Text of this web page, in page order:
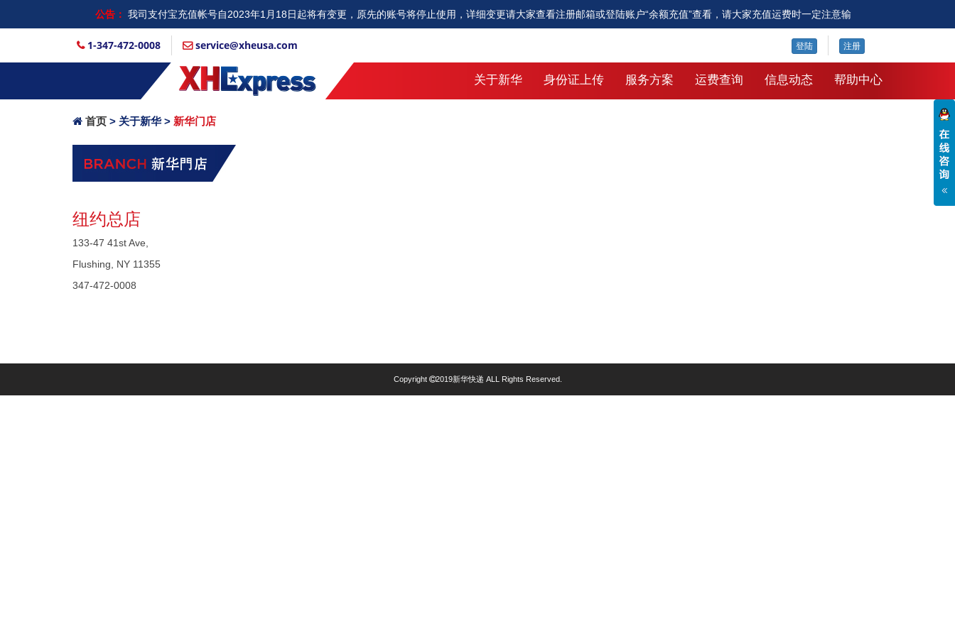
公告： 我司支付宝充值帐号自2023年1月18日起将有变更，原先的账号将停止使用，详细变更请大家查看注册邮箱或登陆账户“余额充值”查看，请大家充值运费时一定注意输
入...
1-347-472-0008 service@xheusa.com 登陆 注册
关于新华 身份证上传 服务方案 运费查询 信息动态 帮助中心
首页 > 关于新华 > 新华门店
纽约总店
133-47 41st Ave,
Flushing, NY 11355
347-472-0008
Copyright 2019新华快递 ALL Rights Reserved.